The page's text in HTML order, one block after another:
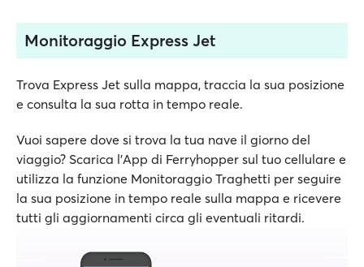
Monitoraggio Express Jet
Trova Express Jet sulla mappa, traccia la sua posizione
e consulta la sua rotta in tempo reale.
Vuoi sapere dove si trova la tua nave il giorno del
viaggio? Scarica l'App di Ferryhopper sul tuo cellulare e
utilizza la funzione Monitoraggio Traghetti per seguire
la sua posizione in tempo reale sulla mappa e ricevere
tutti gli aggiornamenti circa gli eventuali ritardi.